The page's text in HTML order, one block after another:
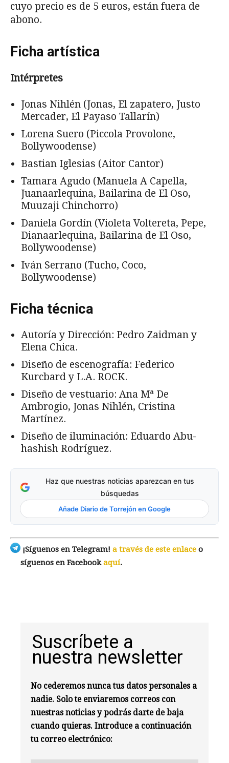
cuyo precio es de 5 euros, están fuera de
abono.
Ficha artística
Intérpretes
Jonas Nihlén (Jonas, El zapatero, Justo
Mercader, El Payaso Tallarín)
Lorena Suero (Piccola Provolone,
Bollywoodense)
Bastian Iglesias (Aitor Cantor)
Tamara Agudo (Manuela A Capella,
Juanaarlequina, Bailarina de El Oso,
Muuzaji Chinchorro)
Daniela Gordín (Violeta Voltereta, Pepe,
Dianaarlequina, Bailarina de El Oso,
Bollywoodense)
Iván Serrano (Tucho, Coco,
Bollywoodense)
Ficha técnica
Autoría y Dirección: Pedro Zaidman y
Elena Chica.
Diseño de escenografía: Federico
Kurcbard y L.A. ROCK.
Diseño de vestuario: Ana Mª De
Ambrogio, Jonas Nihlén, Cristina
Martínez.
Diseño de iluminación: Eduardo Abu-
hashish Rodríguez.
Haz que nuestras noticias aparezcan en tus
búsquedas
Añade Diario de Torrejón en Google
¡Síguenos en Telegram! a través de este enlace o
síguenos en Facebookaquí.
Suscríbete a
nuestra newsletter
No cederemos nunca tus datos personales a
nadie. Solo te enviaremos correos con
nuestras noticias y podrás darte de baja
cuando quieras. Introduce a continuación
tu correo electrónico: